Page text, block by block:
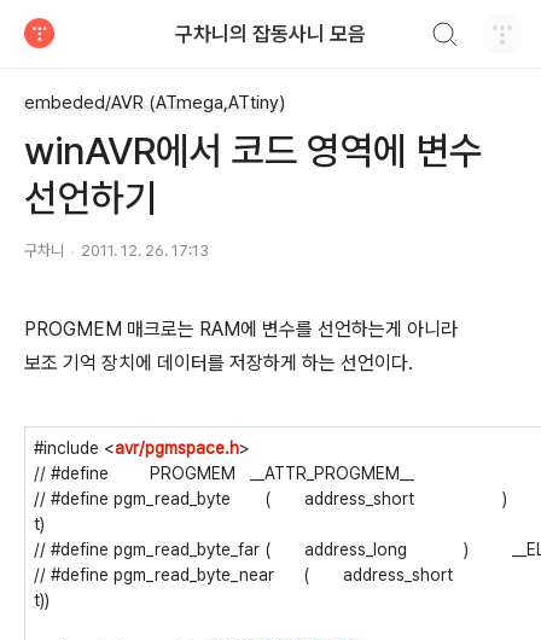
구차니의 잡동사니 모음
embeded/AVR (ATmega,ATtiny)
winAVR에서 코드 영역에 변수
선언하기
구차니 2011. 12. 26. 17:13
PROGMEM 매크로는 RAM에 변수를 선언하는게 아니라
보조 기억 장치에 데이터를 저장하게 하는 선언이다.
#include <avr/pgmspace.h>
// #define
PROGMEM __ATTR_PROGMEM__
// #define pgm_read_byte
( address_short )
t)
// #define pgm_read_byte_far ( address_long )
// #define pgm_read_byte_near
( address_short
t))